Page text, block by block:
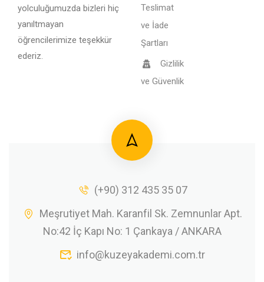
yolculuğumuzda bizleri hiç
yanıltmayan
öğrencilerimize teşekkür
ederiz.
Teslimat
ve İade
Şartları
Gizlilik
ve Güvenlik
(+90) 312 435 35 07
Meşrutiyet Mah. Karanfil Sk. Zemnunlar Apt.
No:42 İç Kapı No: 1 Çankaya / ANKARA
info@kuzeyakademi.com.tr